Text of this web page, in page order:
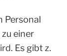
Personal
einer
Es gibt z.